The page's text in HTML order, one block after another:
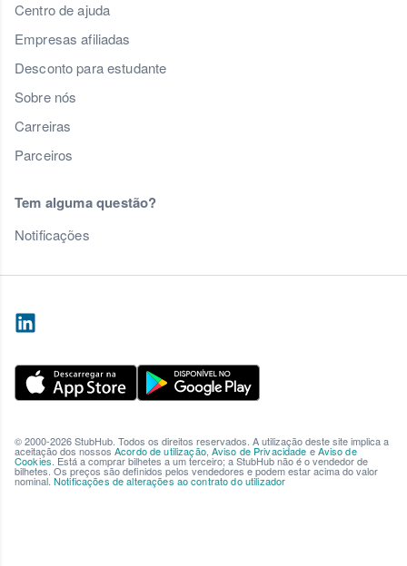
Centro de ajuda
Empresas afiliadas
Desconto para estudante
Sobre nós
Carreiras
Parceiros
Tem alguma questão?
Notificações
© 2000-2026 StubHub. Todos os direitos reservados. A utilização deste site implica a
aceitação dos nossos Acordo de utilização, Aviso de Privacidade eAviso de
Cookies. Está a comprar bilhetes a um terceiro; a StubHub não é o vendedor de
bilhetes. Os preços são definidos pelos vendedores e podem estar acima do valor
nominal. Notificações de alterações ao contrato do utilizador